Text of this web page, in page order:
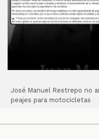
José Manuel Restrepo no
peajes para motocicletas